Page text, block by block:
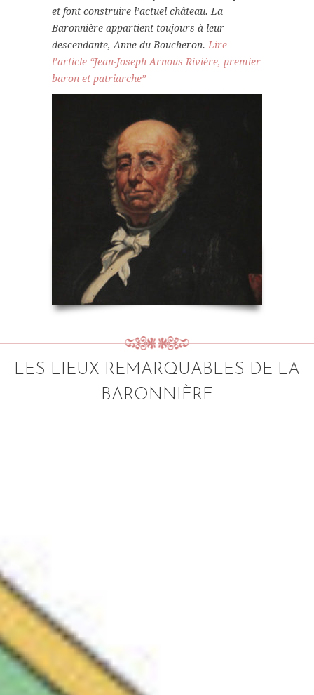
et font construire l’actuel château. La
Baronnière appartient toujours à leur
descendante, Anne du Boucheron. Lire
l’article “Jean-Joseph Arnous Rivière, premier
baron et patriarche”
LES LIEUX REMARQUABLES DE LA
BARONNIÈRE